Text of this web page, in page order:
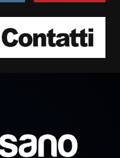
di Fasano apre
la Festa di
11:00